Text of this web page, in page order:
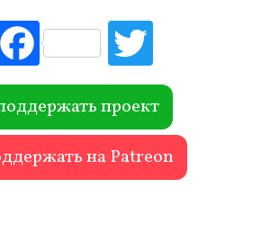
Fac
ebo
ok r
проект
на Patreon